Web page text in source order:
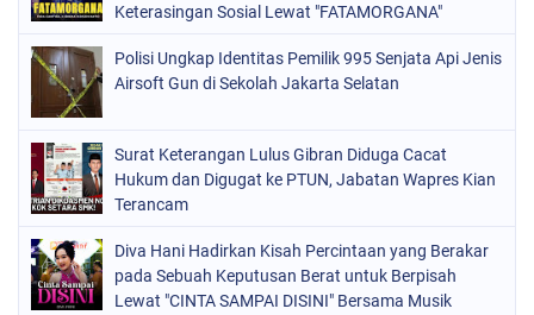
Keterasingan Sosial Lewat "FATAMORGANA"
Polisi Ungkap Identitas Pemilik 995 Senjata Api Jenis
Airsoft Gun di Sekolah Jakarta Selatan
Surat Keterangan Lulus Gibran Diduga Cacat
Hukum dan Digugat ke PTUN, Jabatan Wapres Kian
Terancam
Diva Hani Hadirkan Kisah Percintaan yang Berakar
pada Sebuah Keputusan Berat untuk Berpisah
Lewat "CINTA SAMPAI DISINI" Bersama Musik